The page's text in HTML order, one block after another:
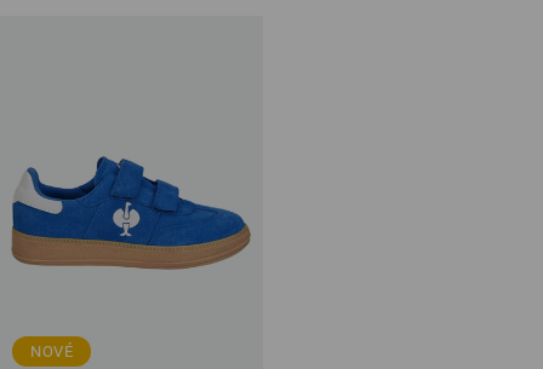
NOVÉ